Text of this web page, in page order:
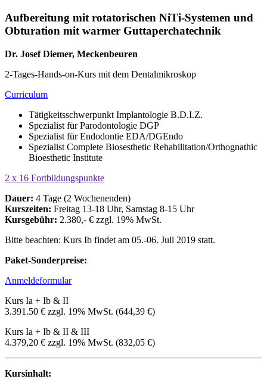
Aufbereitung mit rotatorischen NiTi-Systemen und
Obturation mit warmer Guttaperchatechnik
Dr. Josef Diemer, Meckenbeuren
2-Tages-Hands-on-Kurs mit dem Dentalmikroskop
Curriculum
Tätigkeitsschwerpunkt Implantologie B.D.I.Z.
Spezialist für Parodontologie DGP
Spezialist für Endodontie EDA/DGEndo
Spezialist Complete Biosesthetic Rehabilitation/Orthognathic
Bioesthetic Institute
2 x 16 Fortbildungspunkte
Dauer: 4 Tage (2 Wochenenden)
Kurszeiten: Freitag 13-18 Uhr, Samstag 8-15 Uhr
Kursgebühr: 2.380,- € zzgl. 19% MwSt.
Bitte beachten: Kurs Ib findet am 05.-06. Juli 2019 statt.
Paket-Sonderpreise:
Anmeldeformular
Kurs Ia + Ib & II
3.391.50 € zzgl. 19% MwSt. (644,39 €)
Kurs Ia + Ib & II & III
4.379,20 € zzgl. 19% MwSt. (832,05 €)
Kursinhalt: